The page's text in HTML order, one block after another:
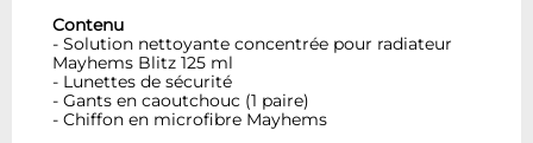
Contenu
- Solution nettoyante concentrée pour radiateur
Mayhems Blitz 125 ml
- Lunettes de sécurité
- Gants en caoutchouc (1 paire)
- Chiffon en microfibre Mayhems